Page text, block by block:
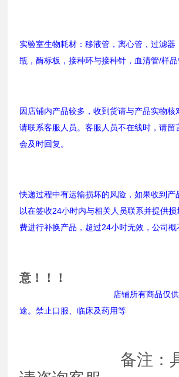
主营
实验室生物耗材：移液管，离心管，过滤器
瓶，酶标板，接种环与接种针，血清管/样品
因店铺内产品较多，收到货请与产品实物核
请联系客服人员。客服人员不在线时，请留
会及时回复。
快递过程中有运输损坏的风险，如果收到产
以在签收24小时内与相关人员联系并提供
费进行补换产品，超过24小时无效，公司概
意！！！
店铺所有商品仅供科研
途。禁止口服、临床及药用等
备注：